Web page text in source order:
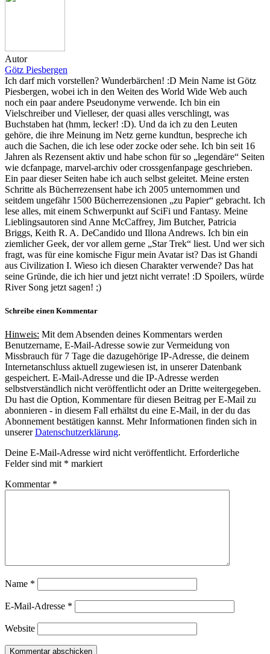
Autor
Götz Piesbergen
Ich darf mich vorstellen? Wunderbärchen! :D Mein Name ist Götz
Piesbergen, wobei ich in den Weiten des World Wide Web auch
noch ein paar andere Pseudonyme verwende. Ich bin ein
Vielschreiber und Vielleser, der quasi alles verschlingt, was
Buchstaben hat (hmm, lecker! :D). Und da ich zu den Leuten
gehöre, die ihre Meinung im Netz gerne kundtun, bespreche ich
auch die Sachen, die ich lese oder zocke oder sehe. Ich bin seit 16
Jahren als Rezensent aktiv und habe schon für so „legendäre“ Seiten
wie dcfanpage, marvel-archiv oder crossgenfanpage geschrieben.
Ein paar dieser Seiten habe ich auch selbst geleitet. Meine ersten
Schritte als Bücherrezensent habe ich 2005 unternommen und
seitdem ungefähr 1500 Bücherrezensionen „zu Papier“ gebracht. Ich
lese alles, mit einem Schwerpunkt auf SciFi und Fantasy. Meine
Lieblingsautoren sind Anne McCaffrey, Jim Butcher, Patricia
Briggs, Keith R. A. DeCandido und Illona Andrews. Ich bin ein
ziemlicher Geek, der vor allem gerne „Star Trek“ liest. Und wer sich
fragt, was für eine komische Figur mein Avatar ist? Das ist Ghandi
aus Civilization I. Wieso ich diesen Charakter verwende? Das hat
seine Gründe, die ich hier und jetzt nicht verrate! :D Spoilers, würde
River Song jetzt sagen! ;)
Schreibe einen Kommentar
Hinweis: Mit dem Absenden deines Kommentars werden
Benutzername, E-Mail-Adresse sowie zur Vermeidung von
Missbrauch für 7 Tage die dazugehörige IP-Adresse, die deinem
Internetanschluss aktuell zugewiesen ist, in unserer Datenbank
gespeichert. E-Mail-Adresse und die IP-Adresse werden
selbstverständlich nicht veröffentlicht oder an Dritte weitergegeben.
Du hast die Option, Kommentare für diesen Beitrag per E-Mail zu
abonnieren - in diesem Fall erhältst du eine E-Mail, in der du das
Abonnement bestätigen kannst. Mehr Informationen finden sich in
unsererDatenschutzerklärung.
Deine E-Mail-Adresse wird nicht veröffentlicht. Erforderliche
Felder sind mit * markiert
Kommentar *
Name *
E-Mail-Adresse *
Website